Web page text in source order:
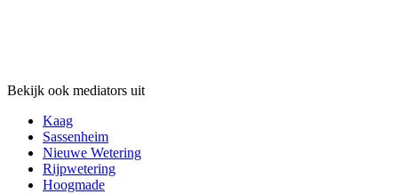
Bekijk ook mediators uit
Kaag
Sassenheim
Nieuwe Wetering
Rijpwetering
Hoogmade